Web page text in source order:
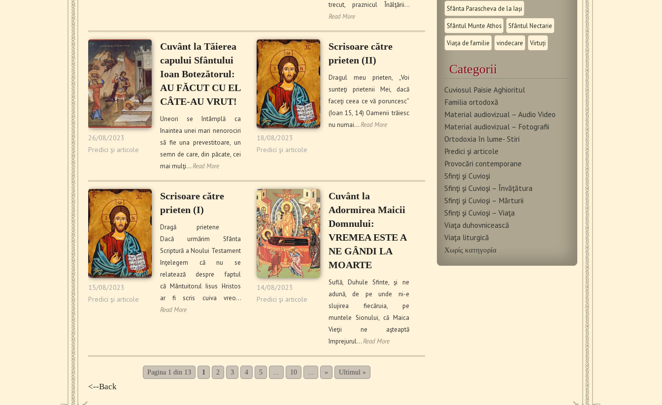
trecut, praznicul Înălţării…
Read More
26/08/2023
Predici şi articole
Cuvânt la Tăierea
capului Sfântului
Ioan Botezătorul:
AU FĂCUT CU EL
CÂTE-AU VRUT!
Uneori se întâmplă ca
înaintea unei mari nenorociri
să fie una prevestitoare, un
semn de care, din păcate, cei
mai mulţi…Read More
18/08/2023
Predici şi articole
Scrisoare către
prieten (II)
Dragul meu prieten, „Voi
sunteţi prietenii Mei, dacă
faceţi ceea ce vă poruncesc”
(Ioan 15, 14) Oamenii trăiesc
nu numai…Read More
15/08/2023
Predici şi articole
Scrisoare către
prieten (I)
Dragă prietene
Dacă urmărim Sfânta
Scriptură a Noului Testament
înţelegem că nu se
relatează despre faptul
că Mântuitorul Iisus Hristos
ar fi scris cuiva vreo…
Read More
14/08/2023
Predici şi articole
Cuvânt la
Adormirea Maicii
Domnului:
VREMEA ESTE A
NE GÂNDI LA
MOARTE
Suflă, Duhule Sfinte, şi ne
adună, de pe unde ni-e
slujirea fiecăruia, pe
muntele Sionului, că Maica
Vieţii ne aşteaptă
împrejurul…Read More
Pagina 1 din 13 1 2 3 4 5 ... 10 ... » Ultimul »
<--Back
Sfânta Parascheva de la Iași
Sfântul Munte Athos Sfântul Nectarie
Viața de familie vindecare Virtuți
Categorii
Cuviosul Paisie Aghioritul
Familia ortodoxă
Material audiovizual – Audio Video
Material audiovizual – Fotografii
Ortodoxia în lume- Stiri
Predici şi articole
Provocări contemporane
Sfinţi şi Cuvioşi
Sfinţi şi Cuvioşi – Învăţătura
Sfinţi şi Cuvioşi – Mărturii
Sfinţi şi Cuvioşi – Viaţa
Viaţa duhovnicească
Viaţa liturgică
Χωρίς κατηγορία